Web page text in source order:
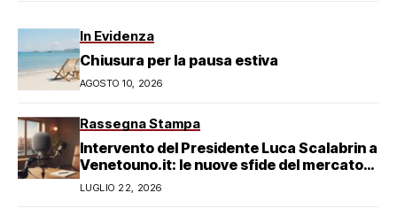
In Evidenza
Chiusura per la pausa estiva
AGOSTO 10, 2026
Rassegna Stampa
Intervento del Presidente Luca Scalabrin a
Venetouno.it: le nuove sfide del mercato
del lavoro veneziano
LUGLIO 22, 2026